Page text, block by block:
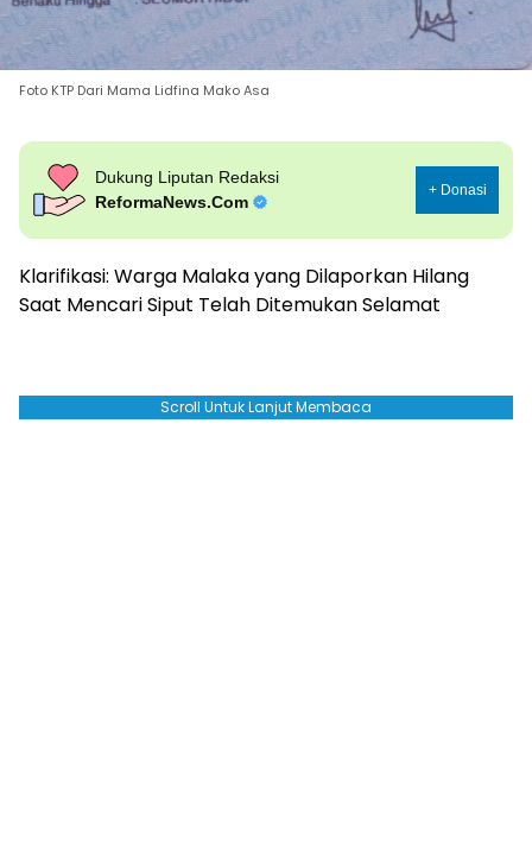
Foto KTP Dari Mama Lidfina Mako Asa
Dukung Liputan Redaksi
ReformaNews.Com
+ Donasi
Klarifikasi: Warga Malaka yang Dilaporkan Hilang
Saat Mencari Siput Telah Ditemukan Selamat
Scroll Untuk Lanjut Membaca